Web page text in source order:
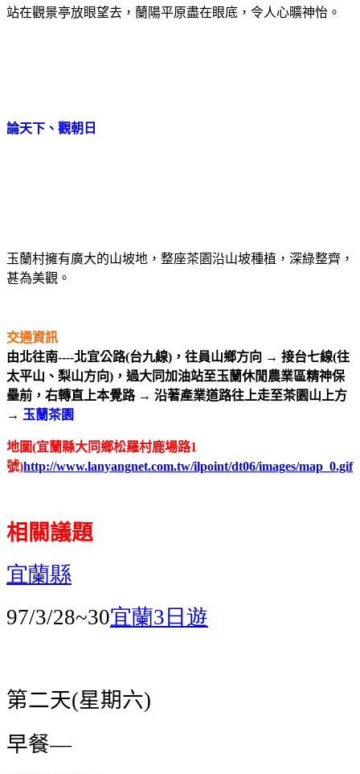
站在觀景亭放眼望去，蘭陽平原盡在眼底，令人心曠神怡。
論天下、觀朝日
玉蘭村擁有廣大的山坡地， 整座茶園沿山坡種植，深綠整齊，
甚為美觀。
交通資訊
由北往南----北宜公路(台九線) ，往員山鄉方向 → 接台七線(往
太平山、梨山方向) ，過大同加油站至玉蘭休閒農業區精神保
壘前，右轉直上本覺路→ 沿著產業道路往上走至茶園山上方
→ 玉蘭茶園
地圖(宜蘭縣大同鄉松羅村鹿場路1
號)http://www.lanyangnet.com.tw/ilpoint/dt06/images/map_0.gif
相關議題
宜蘭縣
97/3/28~30宜蘭3日遊
第二天(星期六)
早餐—